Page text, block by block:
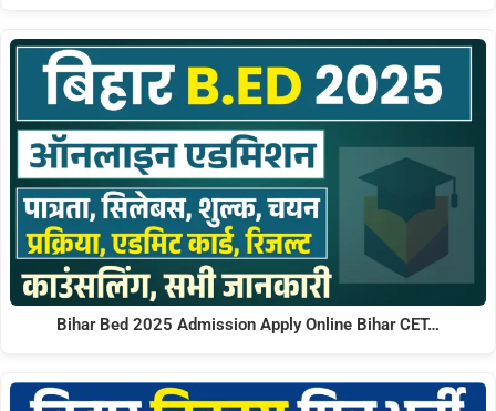
Bihar Bed 2025 Admission Apply Online Bihar CET…